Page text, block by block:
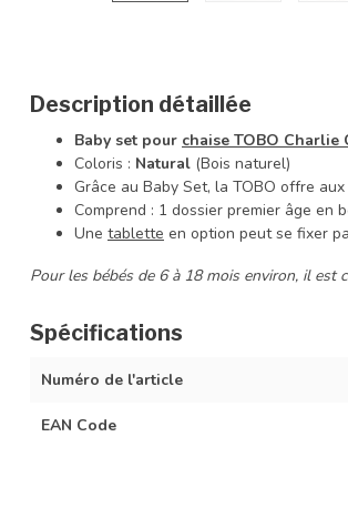
Description détaillée
Baby set pour chaise TOBO Charlie
Coloris : Natural (Bois naturel)
Grâce au Baby Set, la TOBO offre
Comprend : 1 dossier premier âge en
Une tablette en option peut se fixer
Pour les bébés de 6 à 18 mois environ, il est
Spécifications
Numéro de l'article
EAN Code